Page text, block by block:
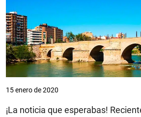
15 enero de 2020
¡La noticia que esperabas!